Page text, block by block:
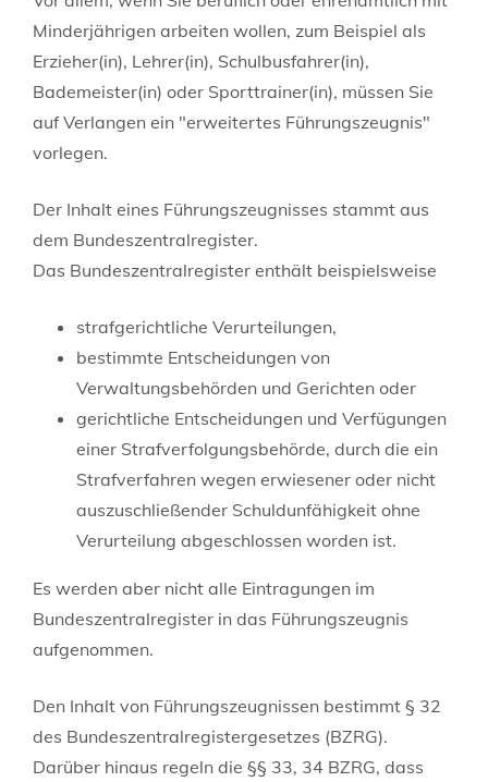
Minderjährigen arbeiten wollen, zum Beispiel als
Erzieher(in), Lehrer(in), Schulbusfahrer(in),
Bademeister(in) oder Sporttrainer(in), müssen Sie
auf Verlangen ein "erweitertes Führungszeugnis"
vorlegen.
Der Inhalt eines Führungszeugnisses stammt aus
dem Bundeszentralregister.
Das Bundeszentralregister enthält beispielsweise
strafgerichtliche Verurteilungen,
bestimmte Entscheidungen von
Verwaltungsbehörden und Gerichten oder
gerichtliche Entscheidungen und Verfügungen
einer Strafverfolgungsbehörde, durch die ein
Strafverfahren wegen erwiesener oder nicht
auszuschließender Schuldunfähigkeit ohne
Verurteilung abgeschlossen worden ist.
Es werden aber nicht alle Eintragungen im
Bundeszentralregister in das Führungszeugnis
aufgenommen.
Den Inhalt von Führungszeugnissen bestimmt § 32
des Bundeszentralregistergesetzes (BZRG).
Darüber hinaus regeln die §§ 33, 34 BZRG, dass